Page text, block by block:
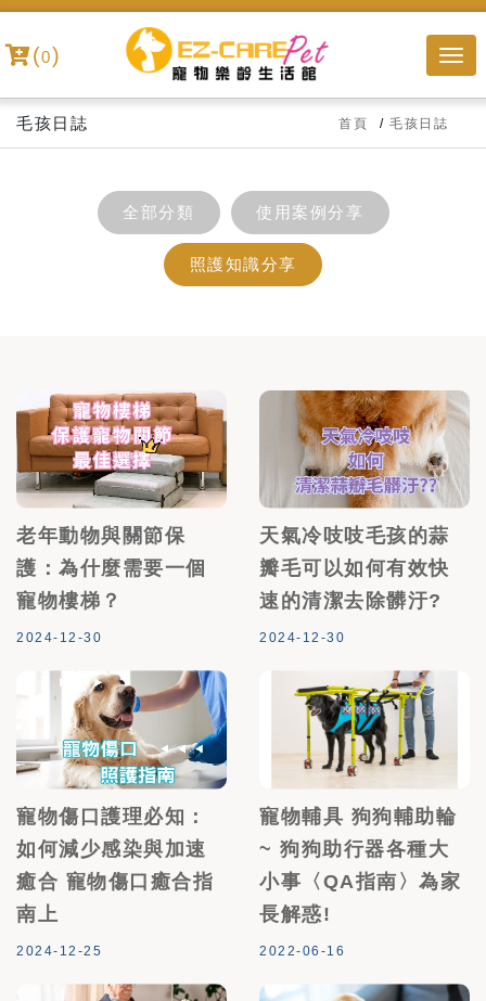
(0)
毛孩日誌 首頁 毛孩日誌
全部分類 使用案例分享
照護知識分享
老年動物與關節保
護：為什麼需要一個
寵物樓梯？
2024-12-30
天氣冷吱吱毛孩的蒜
瓣毛可以如何有效快
速的清潔去除髒汙?
2024-12-30
寵物傷口護理必知：
如何減少感染與加速
癒合 寵物傷口癒合指
南上
2024-12-25
寵物輔具 狗狗輔助輪
~ 狗狗助行器各種大
小事〈QA指南〉為家
長解惑!
2022-06-16